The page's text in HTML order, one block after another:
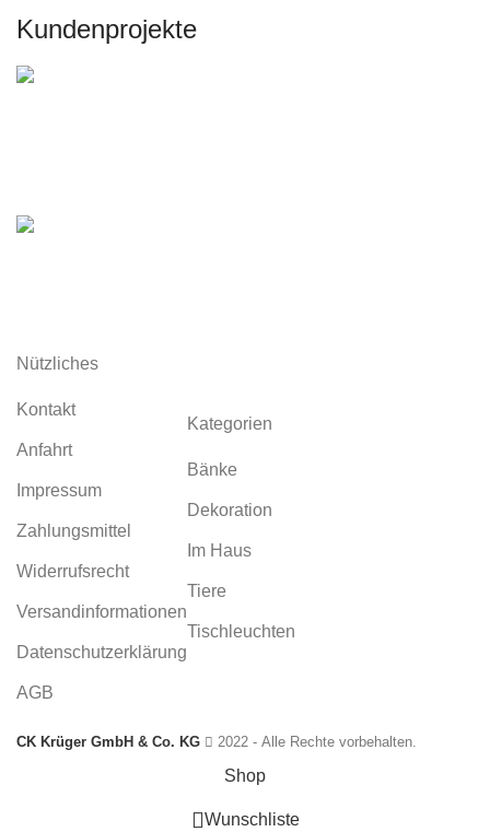
Kundenprojekte
Nützliches
Kontakt
Anfahrt
Impressum
Zahlungsmittel
Widerrufsrecht
Versandinformationen
Datenschutzerklärung
AGB
Kategorien
Bänke
Dekoration
Im Haus
Tiere
Tischleuchten
CK Krüger GmbH & Co. KG 2022 - Alle Rechte vorbehalten.
Shop
Wunschliste